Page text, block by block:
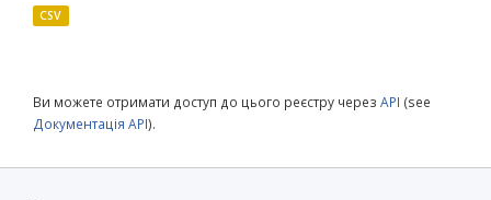
CSV
Ви можете отримати доступ до цього реєстру через API (see
Документація API).